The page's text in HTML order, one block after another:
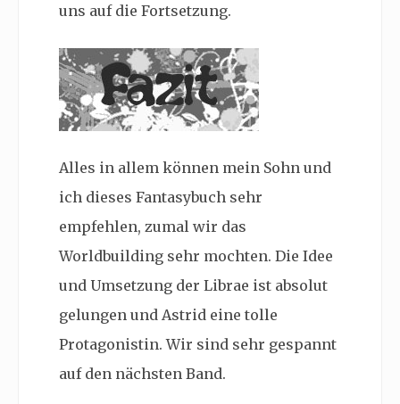
uns auf die Fortsetzung.
Alles in allem können mein Sohn und
ich dieses Fantasybuch sehr
empfehlen, zumal wir das
Worldbuilding sehr mochten. Die Idee
und Umsetzung der Librae ist absolut
gelungen und Astrid eine tolle
Protagonistin. Wir sind sehr gespannt
auf den nächsten Band.